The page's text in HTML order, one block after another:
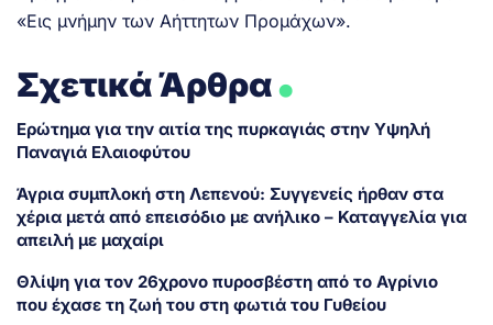
«Εις μνήμην των Αήττητων Προμάχων».
Σχετικά Άρθρα.
Ερώτημα για την αιτία της πυρκαγιάς στην Υψηλή
Παναγιά Ελαιοφύτου
Άγρια συμπλοκή στη Λεπενού: Συγγενείς ήρθαν στα
χέρια μετά από επεισόδιο με ανήλικο – Καταγγελία για
απειλή με μαχαίρι
Θλίψη για τον 26χρονο πυροσβέστη από το Αγρίνιο
που έχασε τη ζωή του στη φωτιά του Γυθείου